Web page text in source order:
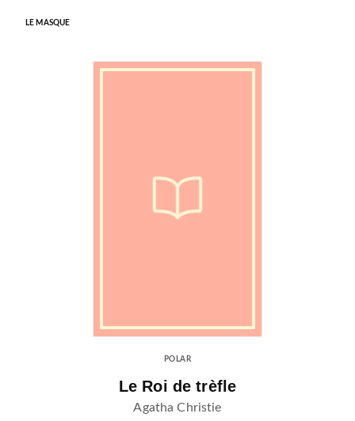
LE MASQUE
POLAR
Le Roi de trèfle
Agatha Christie